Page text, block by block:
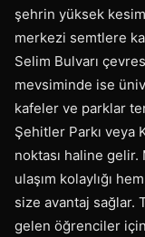
şehrin yüksek
merkezi semtlere
Selim Bulvarı
mevsiminde ise
kafeler ve parklar
Şehitler Parkı veya
noktası haline
ulaşım kolaylığı
size avantaj sağlar.
gelen öğrenciler